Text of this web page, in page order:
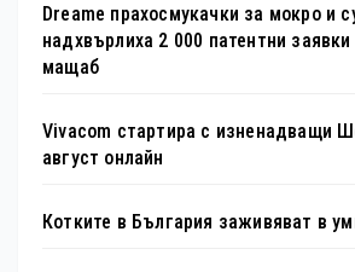
Dreame прахосмукачки за мокро и
надхвърлиха 2 000 патентни
мащаб
Vivacom стартира с изненадващи
август онлайн
Котките в България заживяват в